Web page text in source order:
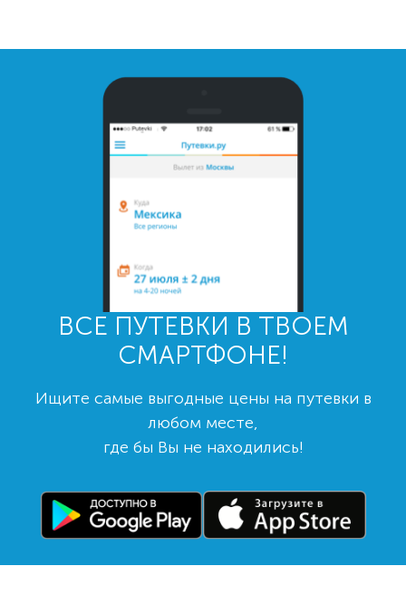
ВСЕ ПУТЕВКИ В ТВОЕМ
СМАРТФОНЕ!
Ищите самые выгодные цены на путевки в
любом месте,
где бы Вы не находились!